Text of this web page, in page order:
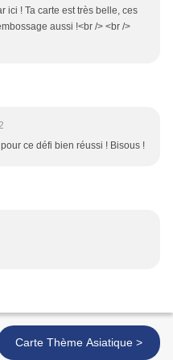
ici ! Ta carte est très belle, ces
aussi !<br /> <br />
ce défi bien réussi ! Bisous !
Carte Thème Asiatique >